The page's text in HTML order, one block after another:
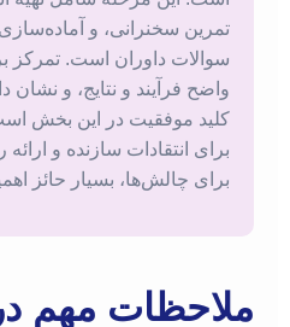
تمرین سخنرانی، و
سوالات داوران است. تمرکز
واضح فرآیند و نتایج، و
کلید موفقیت در این بخش
برای انتقادات سازنده و
برای چالش‌ها، بسیار حائز
ملاحظات مهم